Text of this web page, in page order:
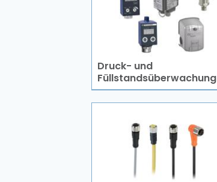
Druck- und
Füllstandsüberwachung